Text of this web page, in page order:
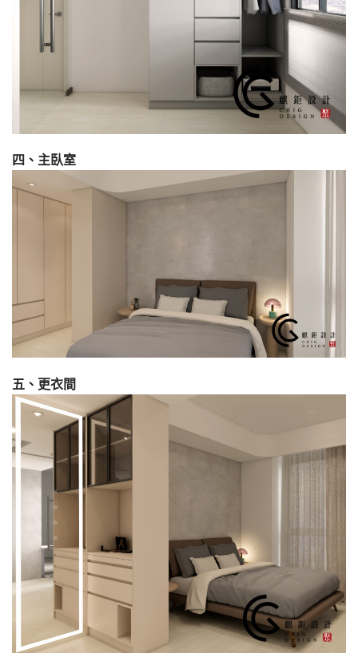
四、 主臥室
五、更衣間